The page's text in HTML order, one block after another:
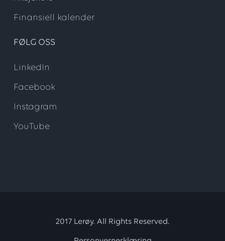
Finansiell kalender
FØLG OSS
LinkedIn
Facebook
Instagram
YouTube
2017 Lerøy. All Rights Reserved.